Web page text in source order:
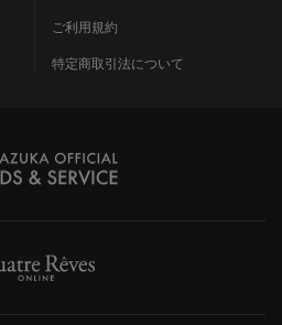
ご利用規約
特定商取引法について